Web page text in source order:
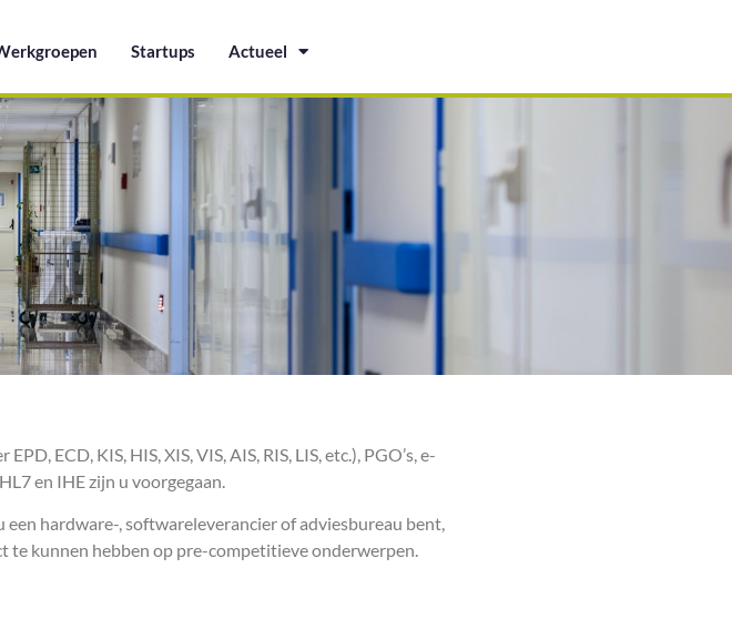
Startups Actueel
ECD, KIS, HIS, XIS, VIS, AIS, RIS, LIS, etc.), PGO’s, e-
en IHE zijn u voorgegaan.
hardware-, softwareleverancier of adviesbureau bent,
te kunnen hebben op pre-competitieve onderwerpen.